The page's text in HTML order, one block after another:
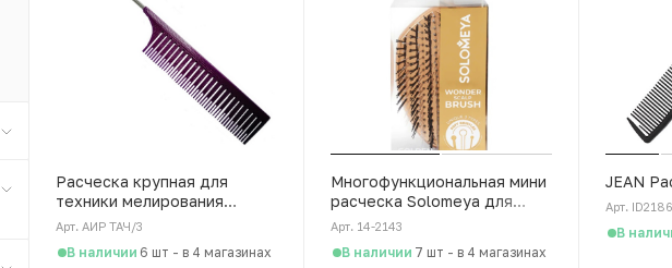
Расческа крупная для
техники мелирования
Airtouch
Арт. АИР ТАЧ/3
В наличии 6 шт - в 4 магазинах
Многофункциональная мини
расческа Solomeya для
распутывания, массажа и
золотой
Арт. 14-2143
В наличии 7 шт - в 4 магазинах
JEAN
Арт. ID2186
В